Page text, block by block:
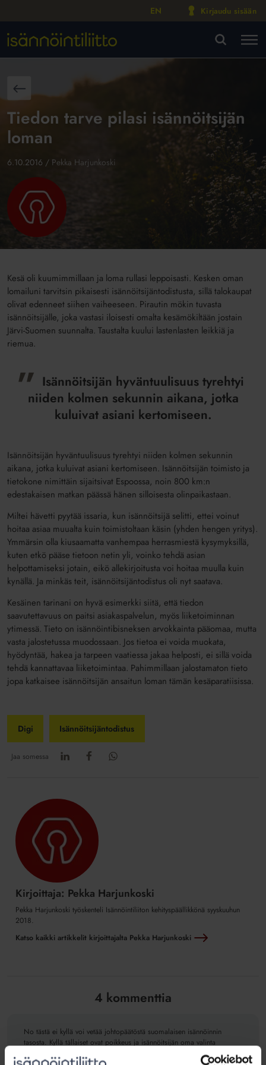
EN Kirjaudu sisään
Tiedon tarve pilasi isännöitsijän
loman
6.10.2016 / Pekka Harjunkoski
Kesä oli kuumimmillaan ja loma rullasi leppoisasti. Kesken oman
lomailuni tarvitsin pikaisesti isännöitsijäntodistusta, sillä talokaupat
olivat edenneet siihen vaiheeseen. Pirautin mökin tuvasta
isännöitsijälle, joka vastasi iloisesti omalta kesämökiltään jostain
Järvi-Suomen suunnalta. Taustalta kuului lastenlasten leikkiä ja
riemua.
Isännöitsijän hyväntuulisuus tyrehtyi
niiden kolmen sekunnin aikana, jotka
kuluivat asiani kertomiseen.
Isännöitsijän hyväntuulisuus tyrehtyi niiden kolmen sekunnin
aikana, jotka kuluivat asiani kertomiseen. Isännöitsijän toimisto ja
tietokone nimittäin sijaitsivat Espoossa, noin 800 km:n
edestakaisen matkan päässä hänen silloisesta olinpaikastaan.
Miltei hävetti pyytää issaria, kun isännöitsijä selitti, ettei voinut
hoitaa asiaa muualta kuin toimistoltaan käsin (yhden hengen yritys).
Ymmärsin olla kiusaamatta vanhempaa herrasmiestä kysymyksillä,
kuten etkö pääse tietoon netin yli, voinko tehdä asian
helpottamiseksi jotain, eikö allekirjoitusta voi hoitaa muulla kuin
kynällä. Ja minkäs teit, isännöitsijäntodistus oli nyt saatava.
Kesäinen tarinani on hyvä esimerkki siitä, että tiedon
saavutettavuus on paitsi asiakaspalvelun, myös liiketoiminnan
ytimessä. Tieto on isännöintibisneksen arvokkainta pääomaa, mutta
vasta jalostetussa muodossaan. Jos tietoa ei voida muokata,
hyödyntää, hakea ja tarpeen vaatiessa jakaa helposti, ei sillä voida
tehdä kannattavaa liiketoimintaa. Pahimmillaan jalostamaton tieto
jopa katkaisee isännöitsijän ansaitun loman tämän kesäparatiisissa.
Digi Isännöitsijäntodistus
Jaa somessa
Kirjoittaja: Pekka Harjunkoski
Pekka Harjunkoski työskenteli Isännöintiliiton kehityspäällikkönä syyskuuhun
2018.
Katso kaikki artikkelit kirjoittajalta Pekka Harjunkoski
4 kommenttia
No tästä ei kyllä voi vetää johtopäätöstä suomalaisen isännöinnin
tasosta. Kyllä tällaiset ovat poikkeus ja isännöitsijän oma valinta
keskeyttää lomansa järjestelmien toimimattomuuden vuoksi. Maksatteko